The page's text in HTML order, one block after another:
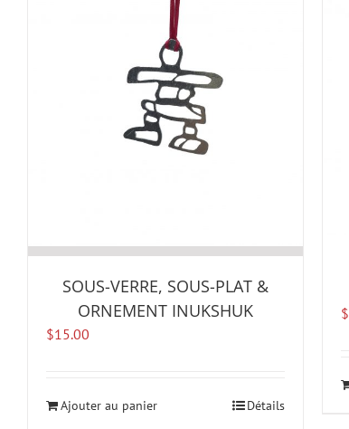
SOUS-VERRE, SOUS-PLAT &
ORNEMENT INUKSHUK
$15.00
Ajouter au panier Détails
$